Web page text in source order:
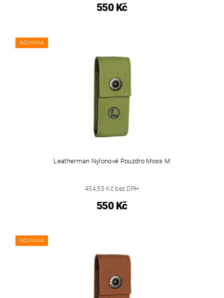
550 Kč
NOVINKA
Leatherman Nylonové Pouzdro Moss M
454,55 Kč bez DPH
550 Kč
NOVINKA